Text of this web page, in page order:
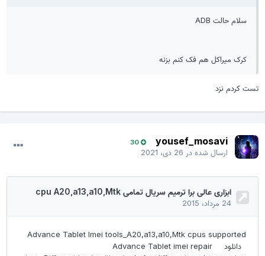
سلام حالت ADB
کرک میراکل هم فک کنم بزنه
تست کردم نزد
yousef_mosavi
30
ارسال شده در26 دی، 2021